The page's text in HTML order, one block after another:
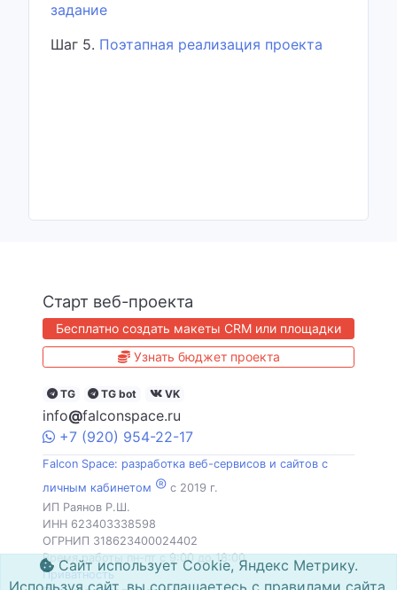
задание
Шаг 5. Поэтапная реализация проекта
Старт веб-проекта
Бесплатно создать макеты CRM или площадки
Узнать бюджет проекта
TG TG bot VK
info@falconspace.ru
+7 (920) 954-22-17
Falcon Space: разработка веб-сервисов и сайтов с
личным кабинетом ® c 2019 г.
ИП Раянов Р.Ш.
ИНН 623403338598
ОГРНИП 318623400024402
Время работы пн-пт с 9:00 до 18:00
Приватность
Сайт использует Cookie, Яндекс Метрику.